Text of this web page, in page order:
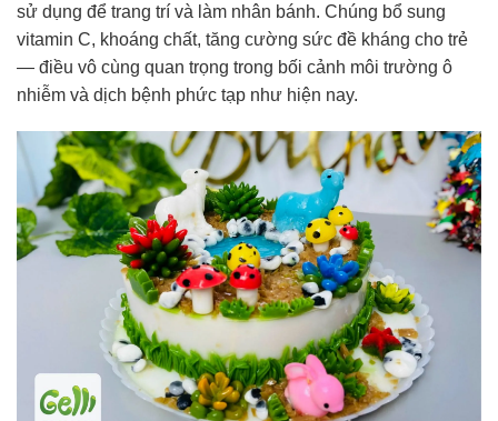
sử dụng để trang trí và làm nhân bánh. Chúng bổ sung
vitamin C, khoáng chất, tăng cường sức đề kháng cho trẻ
— điều vô cùng quan trọng trong bối cảnh môi trường ô
nhiễm và dịch bệnh phức tạp như hiện nay.